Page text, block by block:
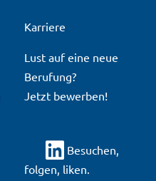
Karriere
Lust auf eine neue
Berufung?
Jetzt bewerben!
Besuchen,
folgen, liken.